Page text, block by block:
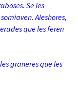
Se les
Aleshores,
que les feren
graneres que les